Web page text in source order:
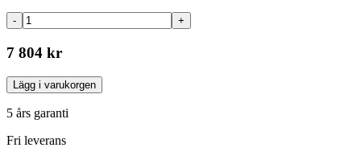
- +
7 804 kr
Lägg i varukorgen
5 års garanti
Fri leverans